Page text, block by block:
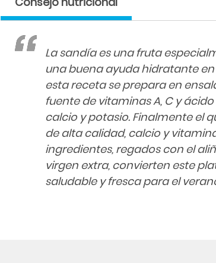
La sandía es una fruta
una buena ayuda hidratante
esta receta se prepara en
fuente de vitaminas A, C y
calcio y potasio. Finalmente el
de alta calidad, calcio y
ingredientes, regados con el
virgen extra, convierten este
saludable y fresca para el